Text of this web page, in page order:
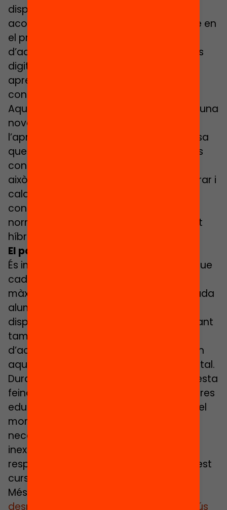
dispositius i connectivitat, algú que els
acompanyi en l’ús de l’eina, però també en
el procés d’aprenentatge a través
d’aquesta. Lluny del concepte de nadius
digitals, docents i família són clau per
aprendre en un entorn sa, crític i
constructiu.
Aquest curs que tot just comencem és una
nova prova de foc per la virtualitat de
l’aprenentatge. Sabem amb tota certesa
que hi haurà setmanes que viurem nous
confinaments domiciliaris i que mentre
això passi, la docència no es podrà aturar i
caldrà fer ús de la tecnologia per
continuar el curs amb la màxima
normalitat possible des d’una modalitat
híbrida.
El paper dels centres educatius
És imprescindible, en aquest escenari, que
cada centre pugui “mapejar” amb el
màxim encert quina és la situació de cada
alumne al seu domicili, de quines eines
disposa i quines necessita. Serà important
també conèixer quina capacitat
d’acompanyament tenen les famílies en
aquests processos d’aprenentatge digital.
Durant els mesos de confinament, aquesta
feina s’ha anat avançant en molts centres
educatius, per la necessitat imperant del
moment. S’han posat sobre la taula
necessitats de coneixença fins ara
inexistent o poc prioritària, per això la
resposta que poden donar durant aquest
curs híbrid és molt desigual.
Més enllà de les
desplegar els docents per maximitzar l’ús